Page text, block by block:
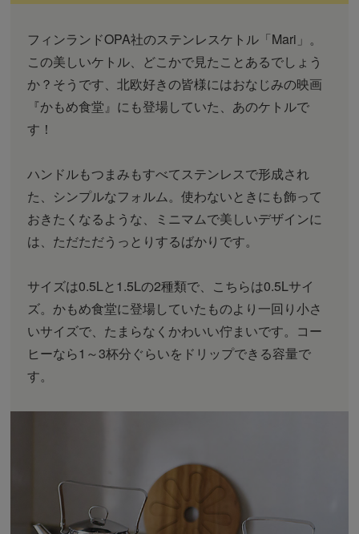
フィンランドOPA社のステンレスケトル「Mari」。
この美しいケトル、どこかで見たことあるでしょう
か？そうです、北欧好きの皆様にはおなじみの映画
『かもめ食堂』にも登場していた、あのケトルで
す！
ハンドルもつまみもすべてステンレスで形成され
た、シンプルなフォルム。使わないときにも飾って
おきたくなるような、ミニマムで美しいデザインに
は、ただただうっとりするばかりです。
サイズは0.5Lと1.5Lの2種類で、こちらは0.5Lサイ
ズ。かもめ食堂に登場していたものより一回り小さ
いサイズで、たまらなくかわいい佇まいです。コー
ヒーなら1～3杯分ぐらいをドリップできる容量で
す。